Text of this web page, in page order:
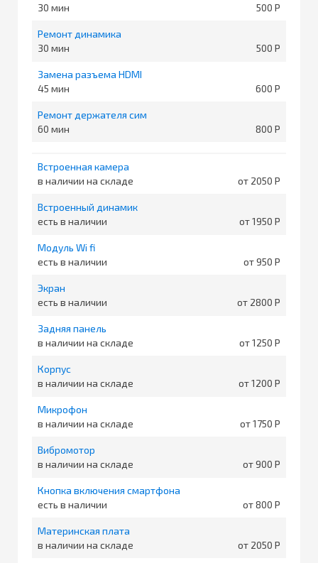
30
500
Ремонт динамика
30
500
Замена разъема HDMI
45
600
Ремонт держателя сим
60
800
Встроенная камера
в наличии на складе
от 2050
Встроенный динамик
есть в наличии
от 1950
Модуль Wi fi
есть в наличии
от 950
Экран
есть в наличии
от 2800
Задняя панель
в наличии на складе
от 1250
Корпус
в наличии на складе
от 1200
Микрофон
в наличии на складе
от 1750
Вибромотор
в наличии на складе
от 900
Кнопка включения смартфона
есть в наличии
от 800
Материнская плата
в наличии на складе
от 2050